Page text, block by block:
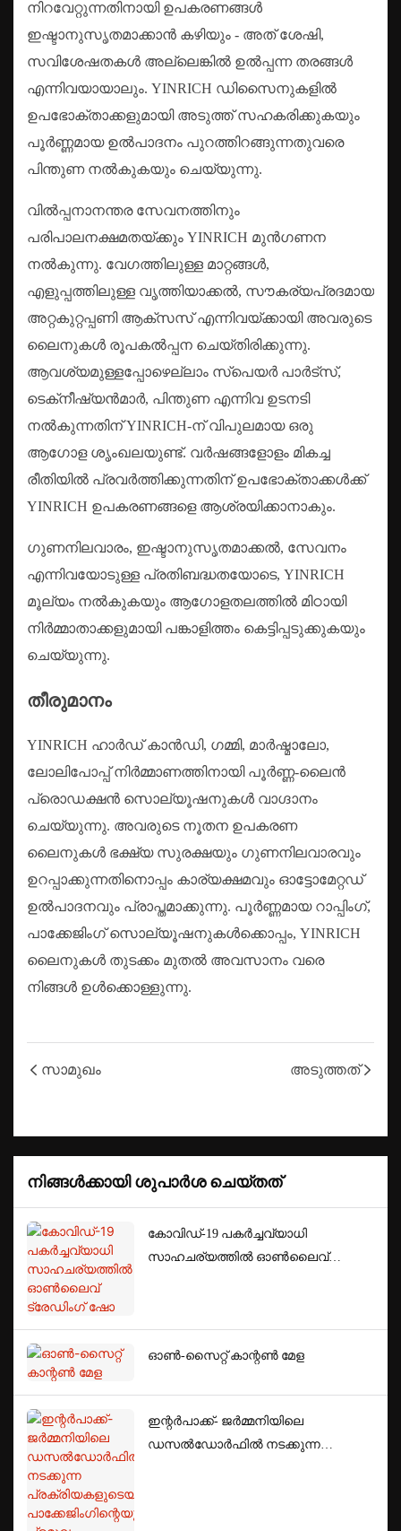
നിറവേറ്റുന്നതിനായി ഉപകരണങ്ങൾ
ഇഷ്ടാനുസൃതമാക്കാൻ കഴിയും - അത് ശേഷി,
സവിശേഷതകൾ അല്ലെങ്കിൽ ഉൽപ്പന്ന തരങ്ങൾ
എന്നിവയായാലും. YINRICH ഡിസൈനുകളിൽ
ഉപഭോക്താക്കളുമായി അടുത്ത് സഹകരിക്കുകയും
പൂർണ്ണമായ ഉൽ‌പാദനം പുറത്തിറങ്ങുന്നതുവരെ
പിന്തുണ നൽകുകയും ചെയ്യുന്നു.
വിൽപ്പനാനന്തര സേവനത്തിനും
പരിപാലനക്ഷമതയ്ക്കും YINRICH മുൻഗണന
നൽകുന്നു. വേഗത്തിലുള്ള മാറ്റങ്ങൾ,
എളുപ്പത്തിലുള്ള വൃത്തിയാക്കൽ, സൗകര്യപ്രദമായ
അറ്റകുറ്റപ്പണി ആക്‌സസ് എന്നിവയ്‌ക്കായി അവരുടെ
ലൈനുകൾ രൂപകൽപ്പന ചെയ്‌തിരിക്കുന്നു.
ആവശ്യമുള്ളപ്പോഴെല്ലാം സ്പെയർ പാർട്‌സ്,
ടെക്‌നീഷ്യൻമാർ, പിന്തുണ എന്നിവ ഉടനടി
നൽകുന്നതിന് YINRICH-ന് വിപുലമായ ഒരു
ആഗോള ശൃംഖലയുണ്ട്. വർഷങ്ങളോളം മികച്ച
രീതിയിൽ പ്രവർത്തിക്കുന്നതിന് ഉപഭോക്താക്കൾക്ക്
YINRICH ഉപകരണങ്ങളെ ആശ്രയിക്കാനാകും.
ഗുണനിലവാരം, ഇഷ്ടാനുസൃതമാക്കൽ, സേവനം
എന്നിവയോടുള്ള പ്രതിബദ്ധതയോടെ, YINRICH
മൂല്യം നൽകുകയും ആഗോളതലത്തിൽ മിഠായി
നിർമ്മാതാക്കളുമായി പങ്കാളിത്തം കെട്ടിപ്പടുക്കുകയും
ചെയ്യുന്നു.
തീരുമാനം
YINRICH ഹാർഡ് കാൻഡി, ഗമ്മി, മാർഷ്മാലോ,
ലോലിപോപ്പ് നിർമ്മാണത്തിനായി പൂർണ്ണ-ലൈൻ
പ്രൊഡക്ഷൻ സൊല്യൂഷനുകൾ വാഗ്ദാനം
ചെയ്യുന്നു. അവരുടെ നൂതന ഉപകരണ
ലൈനുകൾ ഭക്ഷ്യ സുരക്ഷയും ഗുണനിലവാരവും
ഉറപ്പാക്കുന്നതിനൊപ്പം കാര്യക്ഷമവും ഓട്ടോമേറ്റഡ്
ഉൽ‌പാദനവും പ്രാപ്തമാക്കുന്നു. പൂർണ്ണമായ റാപ്പിംഗ്,
പാക്കേജിംഗ് സൊല്യൂഷനുകൾക്കൊപ്പം, YINRICH
ലൈനുകൾ തുടക്കം മുതൽ അവസാനം വരെ
നിങ്ങൾ ഉൾക്കൊള്ളുന്നു.
സാമുഖം അടുത്തത്
നിങ്ങൾക്കായി ശുപാർശ ചെയ്‌തത്
കോവിഡ്-19 പകർച്ചവ്യാധി
സാഹചര്യത്തിൽ ഓൺ‌ലൈവ്
ഓൺ-സൈറ്റ് കാന്റൺ മേള
ഇന്റർപാക്ക്- ജർമ്മനിയിലെ
ഡസൽഡോർഫിൽ നടക്കുന്ന